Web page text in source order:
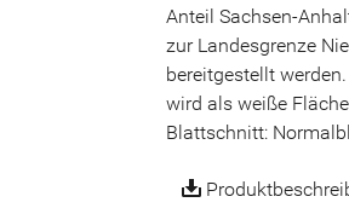
Anteil Sachsen-
zur Landesgrenze
bereitgestellt
wird als weiße
Blattschnitt: